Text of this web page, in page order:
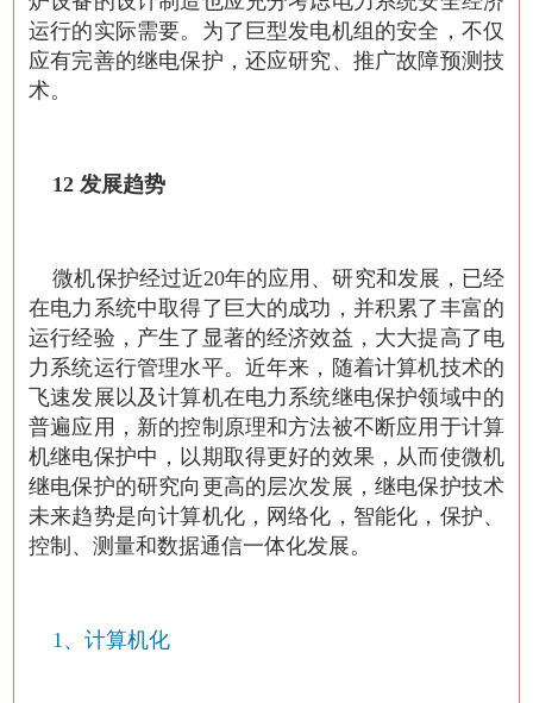
运行的实际需要。为了巨型发电机组的安全，不仅
应有完善的继电保护，还应研究、推广故障预测技
术。
12 发展趋势
微机保护经过近20年的应用、研究和发展，已经
在电力系统中取得了巨大的成功，并积累了丰富的
运行经验，产生了显著的经济效益，大大提高了电
力系统运行管理水平。近年来，随着计算机技术的
飞速发展以及计算机在电力系统继电保护领域中的
普遍应用，新的控制原理和方法被不断应用于计算
机继电保护中，以期取得更好的效果，从而使微机
继电保护的研究向更高的层次发展，继电保护技术
未来趋势是向计算机化，网络化，智能化，保护、
控制、测量和数据通信一体化发展。
1、计算机化